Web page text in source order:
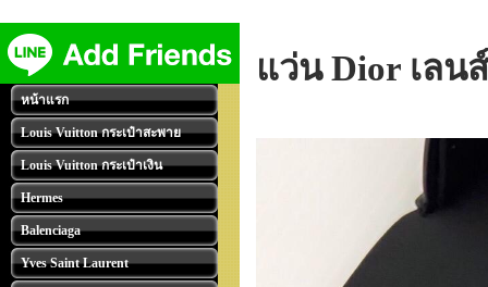
หน้าแรก
Louis Vuitton กระเป๋าสะพาย
Louis Vuitton กระเป๋าเงิน
Hermes
Balenciaga
Yves Saint Laurent
แว่น Dior เล